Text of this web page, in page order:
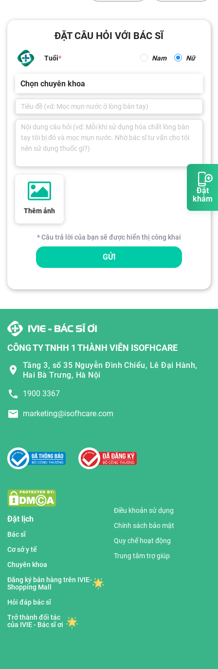
Đặt
khám
ĐẶT CÂU HỎI VỚI BÁC SĨ
Tuổi Nam Nữ
Chọn chuyên khoa
Thêm ảnh
* Câu trả lời của bạn sẽ được hiển thị công khai
GỬI
CÔNG TY TNHH 1 THÀNH VIÊN ISOFHCARE
Tầng 3, số 35 Nguyễn Đình Chiểu, Lê Đại Hành,
Hai Bà Trưng, Hà Nội
1900 3367
marketing@isofhcare.com
Đặt lịch
Bác sĩ
Cơ sở y tế
Chuyên khoa
Đăng ký bán hàng trên IVIE-
Shopping Mall
Hỏi đáp bác sĩ
Trở thành đối tác
của IVIE - Bác sĩ ơi
Điều khoản sử dụng
Chính sách bảo mật
Quy chế hoạt động
Trung tâm trợ giúp